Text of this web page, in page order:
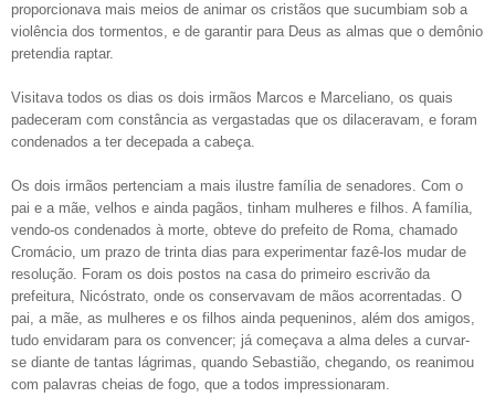
proporcionava mais meios de animar os cristãos que sucumbiam sob a
violência dos tormentos, e de garantir para Deus as almas que o demônio
pretendia raptar.
Visitava todos os dias os dois irmãos Marcos e Marceliano, os quais
padeceram com constância as vergastadas que os dilaceravam, e foram
condenados a ter decepada a cabeça.
Os dois irmãos pertenciam a mais ilustre família de senadores. Com o
pai e a mãe, velhos e ainda pagãos, tinham mulheres e filhos. A família,
vendo-os condenados à morte, obteve do prefeito de Roma, chamado
Cromácio, um prazo de trinta dias para experimentar fazê-los mudar de
resolução. Foram os dois postos na casa do primeiro escrivão da
prefeitura, Nicóstrato, onde os conservavam de mãos acorrentadas. O
pai, a mãe, as mulheres e os filhos ainda pequeninos, além dos amigos,
tudo envidaram para os convencer; já começava a alma deles a curvar-
se diante de tantas lágrimas, quando Sebastião, chegando, os reanimou
com palavras cheias de fogo, que a todos impressionaram.